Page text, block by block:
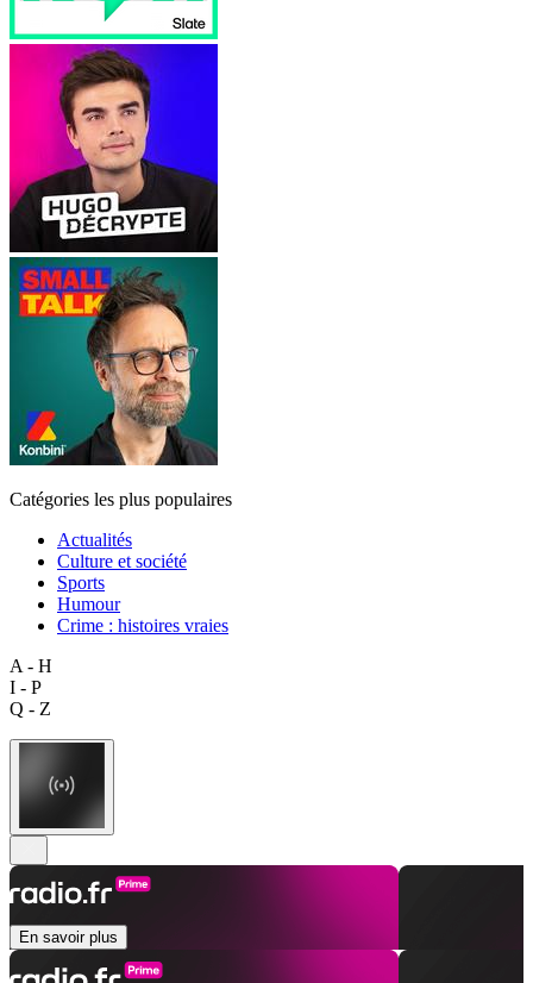
Catégories les plus populaires
Actualités
Culture et société
Sports
Humour
Crime : histoires vraies
A - H
I - P
Q - Z
En savoir plus